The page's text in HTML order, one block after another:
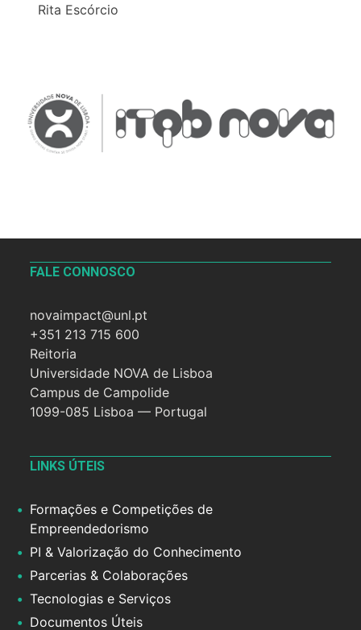
Rita Escórcio
FALE CONNOSCO
novaimpact@unl.pt
+351 213 715 600
Reitoria
Universidade NOVA de Lisboa
Campus de Campolide
1099-085 Lisboa — Portugal
LINKS ÚTEIS
Formações e Competições de
Empreendedorismo
PI & Valorização do Conhecimento
Parcerias & Colaborações
Tecnologias e Serviços
Documentos Úteis